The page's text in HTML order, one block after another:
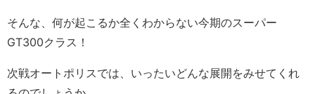
そんな、何が起こるか全くわからない今期のスーパー
GT300クラス！
次戦オートポリスでは、いったいどんな展開をみせてくれ